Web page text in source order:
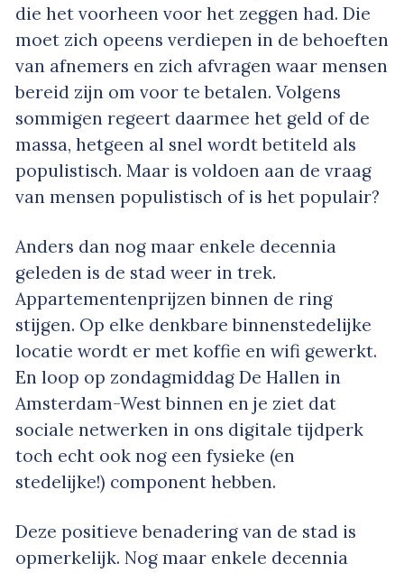
die het voorheen voor het zeggen had. Die
moet zich opeens verdiepen in de behoeften
van afnemers en zich afvragen waar mensen
bereid zijn om voor te betalen. Volgens
sommigen regeert daarmee het geld of de
massa, hetgeen al snel wordt betiteld als
populistisch. Maar is voldoen aan de vraag
van mensen populistisch of is het populair?
Anders dan nog maar enkele decennia
geleden is de stad weer in trek.
Appartementenprijzen binnen de ring
stijgen. Op elke denkbare binnenstedelijke
locatie wordt er met koffie en wifi gewerkt.
En loop op zondagmiddag De Hallen in
Amsterdam-West binnen en je ziet dat
sociale netwerken in ons digitale tijdperk
toch echt ook nog een fysieke (en
stedelijke!) component hebben.
Deze positieve benadering van de stad is
opmerkelijk. Nog maar enkele decennia